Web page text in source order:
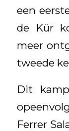
een
de Kür
meer
tweede
Dit
Ferrer